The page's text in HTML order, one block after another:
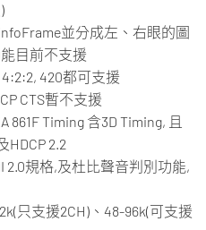
並分成左、右眼的圖
目前不支援
420都可支援
CTS暫不支援
Timing 含3D Timing, 且
2.2
2.0規格,及杜比聲音判別功能,
只支援2CH)、48-96k(可支援